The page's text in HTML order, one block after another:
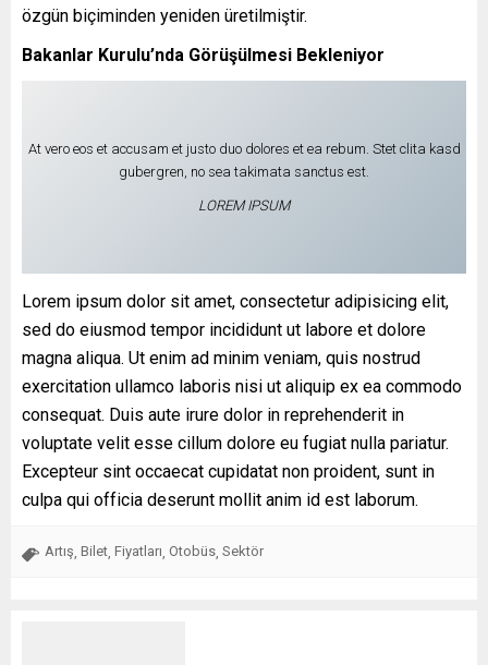
özgün biçiminden yeniden üretilmiştir.
Bakanlar Kurulu’nda Görüşülmesi Bekleniyor
At vero eos et accusam et justo duo dolores et ea rebum. Stet clita kasd
gubergren, no sea takimata sanctus est.
LOREM IPSUM
Lorem ipsum dolor sit amet, consectetur adipisicing elit,
sed do eiusmod tempor incididunt ut labore et dolore
magna aliqua. Ut enim ad minim veniam, quis nostrud
exercitation ullamco laboris nisi ut aliquip ex ea commodo
consequat. Duis aute irure dolor in reprehenderit in
voluptate velit esse cillum dolore eu fugiat nulla pariatur.
Excepteur sint occaecat cupidatat non proident, sunt in
culpa qui officia deserunt mollit anim id est laborum.
Artış Bilet Fiyatları Otobüs Sektör